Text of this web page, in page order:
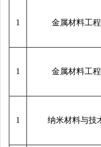
1 金属材料工程
1 金属材料工程
1 纳米材料与技